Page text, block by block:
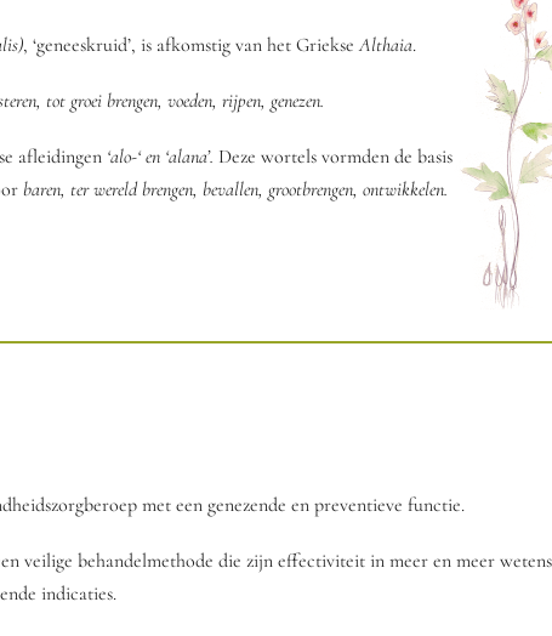
, ‘geneeskruid’, is afkomstig van het GriekseAlthaia.
tot groei brengen, voeden, rijpen, genezen.
afleidingen ‘alo-‘ en ‘alana’. Deze wortels vormden de basis
baren, ter wereld brengen, bevallen, grootbrengen, ontwikkelen.
met een genezende en preventieve functie.
veilige behandelmethode die zijn effectiviteit in meer en meer
indicaties.